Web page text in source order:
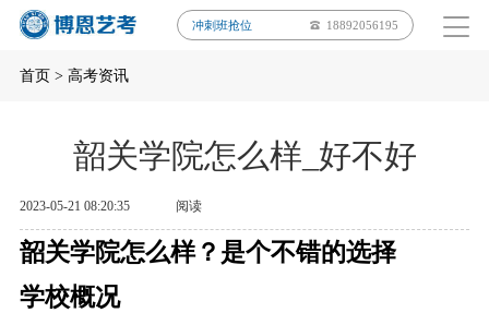
冲刺班抢位 18892056195
首页> 高考资讯
韶关学院怎么样_好不好
2023-05-21 08:20:35 阅读
韶关学院怎么样？是个不错的选择
学校概况